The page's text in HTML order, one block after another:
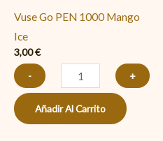
Vuse Go PEN 1000 Mango
Ice
3,00€
-
+
Añadir Al Carrito